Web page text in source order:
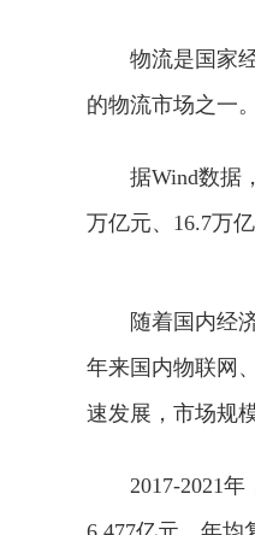
物流是国家
的物流市场之一。
据Wind数据
万亿元、16.7万
随着国内经
年来国内物联网
速发展，市场规
2017-2021